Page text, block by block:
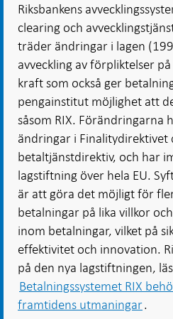
Riksbankens
clearing och
träder ändringar i lagen
avveckling av förpliktelser
kraft som också ger
pengainstitut möjlighet att
såsom RIX. Förändringarna
ändringar i Finalitydirektivet
betaltjänstdirektiv, och har
lagstiftning över hela EU.
är att göra det möjligt för
betalningar på lika villkor
inom betalningar, vilket på
effektivitet och innovation.
på den nya lagstiftningen,
Betalningssystemet RIX
framtidens utmaningar.